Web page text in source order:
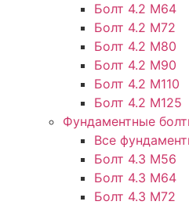
Болт 4.2 М64
Болт 4.2 М72
Болт 4.2 М80
Болт 4.2 М90
Болт 4.2 М110
Болт 4.2 М125
Фундаментные
Все
Болт 4.3 М56
Болт 4.3 М64
Болт 4.3 М72